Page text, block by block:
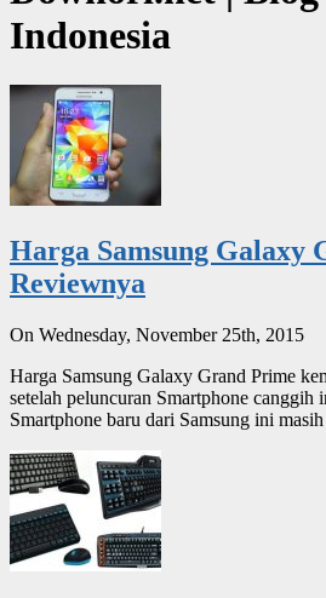
Indonesia
Harga Samsung Galaxy
Reviewnya
On Wednesday, November 25th, 2015
Harga Samsung Galaxy Grand Prime
setelah peluncuran Smartphone canggih
Smartphone baru dari Samsung ini